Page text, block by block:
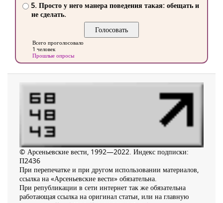
5. Просто у него манера поведения такая: обещать и
не сделать.
Всего проголосовало
1 человек
Прошлые опросы
© Арсеньевские вести, 1992—2022. Индекс подписки:
П2436
При перепечатке и при другом использовании материалов,
ссылка на «Арсеньевские вести» обязательна.
При републикации в сети интернет так же обязательна
работающая ссылка на оригинал статьи, или на главную